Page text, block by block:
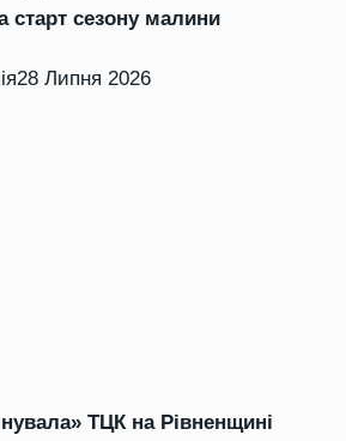
старт сезону малини
28 Липня 2026
ТЦК на Рівненщині